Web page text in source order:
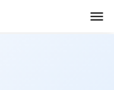
menu